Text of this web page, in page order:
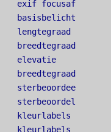
exif focusafstand
lengtegraad
breedtegraad
elevatie
breedtegraad,
sterbeoordeeling
sterbeoordeling
kleurlabels
kleurlabels